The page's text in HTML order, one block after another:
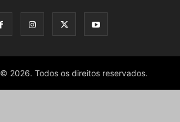
© 2026. Todos os direitos reservados.